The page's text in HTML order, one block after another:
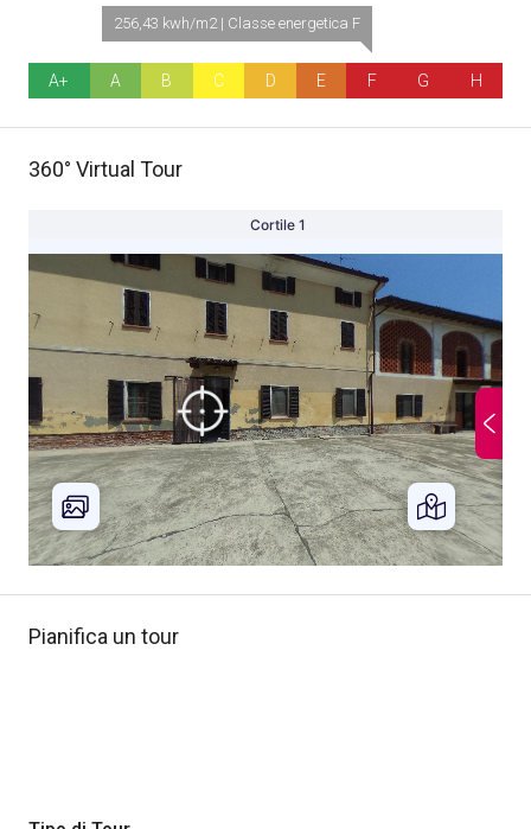
A+ A B C D E
256,43 kwh/m2 | Classe energetica F
F G H
360° Virtual Tour
Pianifica un tour